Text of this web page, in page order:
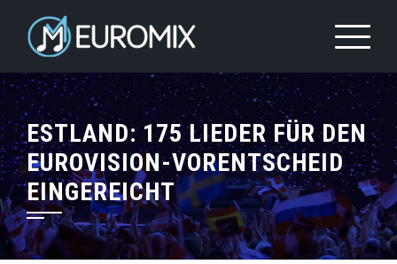
ESTLAND: 175 LIEDER FÜR DEN
EUROVISION-VORENTSCHEID
EINGEREICHT